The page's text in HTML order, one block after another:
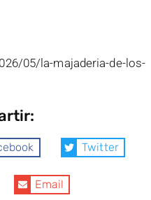
05/la-majaderia-de-los-
Twitter
Email